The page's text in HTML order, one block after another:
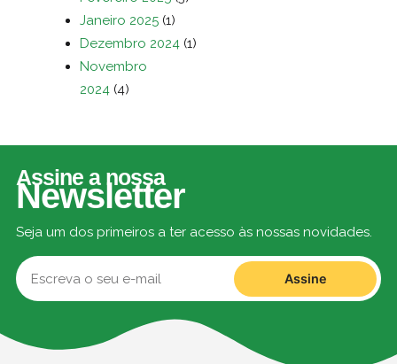
Janeiro 2025 (1)
Dezembro 2024 (1)
Novembro
2024 (4)
Assine a nossa
Newsletter
Seja um dos primeiros a ter acesso às nossas novidades.
Assine